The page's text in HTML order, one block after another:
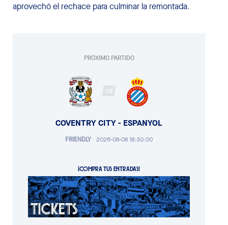
aprovechó el rechace para culminar la remontada.
PRÓXIMO PARTIDO
VS
COVENTRY CITY - ESPANYOL
FRIENDLY· 2026-08-08 18:30:00
¡COMPRA TUS ENTRADAS!